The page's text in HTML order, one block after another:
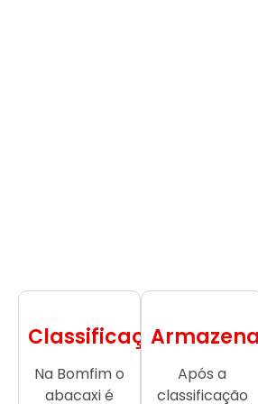
Classificação
Na Bomfim o
abacaxi é
Após a
classificação